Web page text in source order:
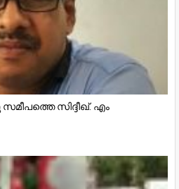
സിദ്ദീഖ്. എം